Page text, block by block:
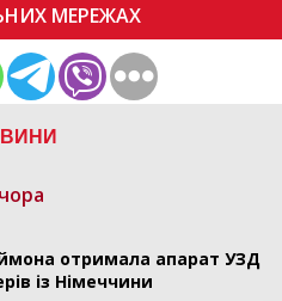
отримала апарат УЗД
із Німеччини
МЕРЕЖАХ